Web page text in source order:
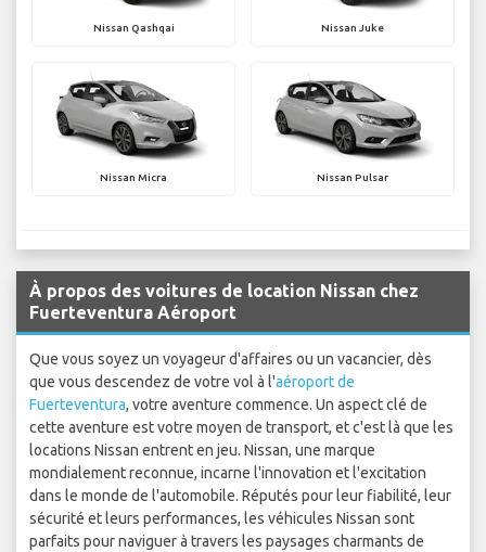
Nissan Qashqai Nissan Juke
Nissan Micra Nissan Pulsar
À propos des voitures de location Nissan chez
Fuerteventura Aéroport
Que vous soyez un voyageur d'affaires ou un vacancier, dès
que vous descendez de votre vol à l'aéroport de
Fuerteventura, votre aventure commence. Un aspect clé de
cette aventure est votre moyen de transport, et c'est là que les
locations Nissan entrent en jeu. Nissan, une marque
mondialement reconnue, incarne l'innovation et l'excitation
dans le monde de l'automobile. Réputés pour leur fiabilité, leur
sécurité et leurs performances, les véhicules Nissan sont
parfaits pour naviguer à travers les paysages charmants de